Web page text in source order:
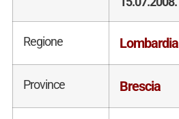
Regione Lombardia
Province Brescia